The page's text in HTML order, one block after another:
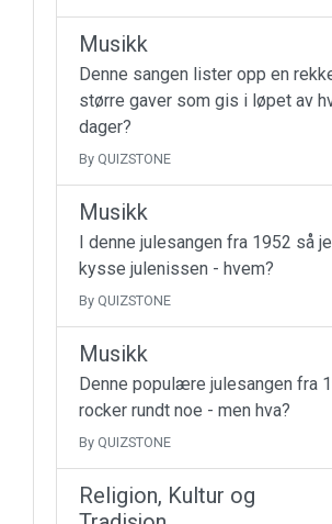
Musikk
Denne sangen lister opp en
større gaver som gis i løpet av
dager?
By QUIZSTONE
Musikk
I denne julesangen fra 1952 så
kysse julenissen - hvem?
By QUIZSTONE
Musikk
Denne populære julesangen fra
rocker rundt noe - men hva?
By QUIZSTONE
Religion, Kultur og